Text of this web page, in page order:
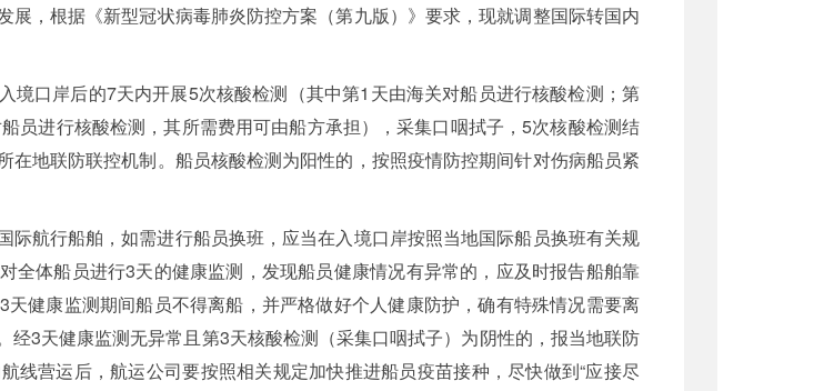
，根据《新型冠状病毒肺炎防控方案（第九版）》要求，现就调整国际转国内
境口岸后的7天内开展5次核酸检测（其中第1天由海关对船员进行核酸检测；第
员进行核酸检测，其所需费用可由船方承担），采集口咽拭子，5次核酸检测结
地联防联控机制。船员核酸检测为阳性的，按照疫情防控期间针对伤病船员紧
航行船舶，如需进行船员换班，应当在入境口岸按照当地国际船员换班有关规
全体船员进行3天的健康监测，发现船员健康情况有异常的，应及时报告船舶靠
健康监测期间船员不得离船，并严格做好个人健康防护，确有特殊情况需要离
3天健康监测无异常且第3天核酸检测（采集口咽拭子）为阴性的，报当地联防
线营运后，航运公司要按照相关规定加快推进船员疫苗接种，尽快做到“应接尽